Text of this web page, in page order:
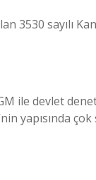
3530 sayılı
ile devlet
yapısında çok